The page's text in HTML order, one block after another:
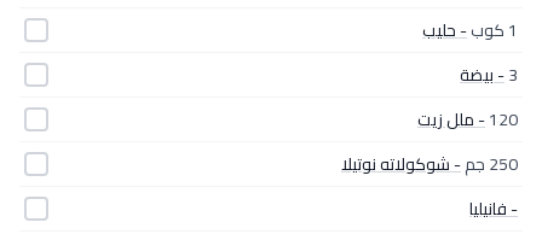
1 كوب
- حليب
3- بيضة
120- ملل زيت
250 جم
- شوكولاته نوتيلا
- فانيليا